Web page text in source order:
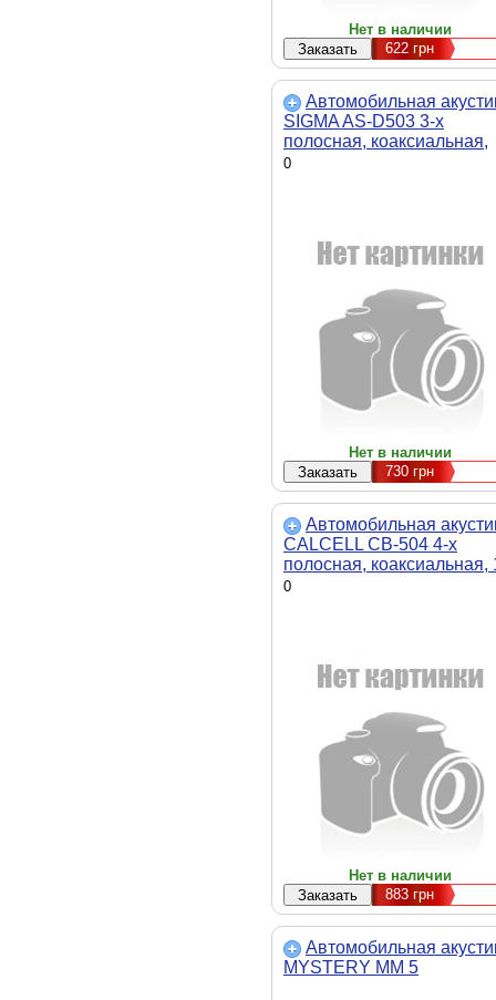
Нет в наличии
622грн
Автомобильная
SIGMA AS-D503 3-х
полосная, коаксиальная,
13см, круглая, 45 Вт
0
Нет в наличии
730грн
Автомобильная
CALCELL CB-504 4-х
полосная, коаксиальная,
см, круглая, 40 Вт
0
Нет в наличии
883грн
Автомобильная
MYSTERY MM 5